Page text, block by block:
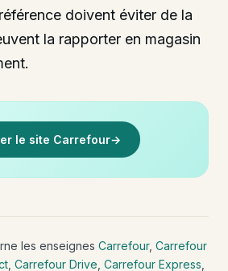
doivent éviter de la
la rapporter en magasin
le site Carrefour→
les enseignes Carrefour, Carrefour
Carrefour Drive Carrefour Express